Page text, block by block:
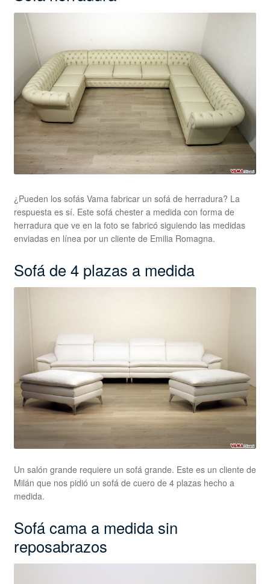
¿Pueden los sofás Vama fabricar un sofá de herradura? La
respuesta es sí. Este sofá chester a medida con forma de
herradura que ve en la foto se fabricó siguiendo las medidas
enviadas en línea por un cliente de Emilia Romagna.
Sofá de 4 plazas a medida
Un salón grande requiere un sofá grande. Este es un cliente de
Milán que nos pidió un sofá de cuero de 4 plazas hecho a
medida.
Sofá cama a medida sin
reposabrazos